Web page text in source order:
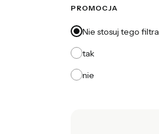
PROMOCJA
Nie stosuj tego filtra
tak
nie